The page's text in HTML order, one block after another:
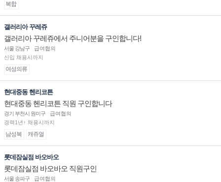
복합
갤러리아 꾸레쥬
갤러리아 꾸레쥬에서 주니어분을 구인합니다!
서울 강남구
급여협의
신입 채용시까지
여성의류
현대중동 헨리코튼
현대중동 헨리코튼 직원 구인합니다
경기 부천시 원미구
급여협의
경력1년↑ 채용시까지
남성복 캐쥬얼
롯데잠실점 바오바오
롯데잠실점 바오바오 직원구인
서울 송파구
급여협의